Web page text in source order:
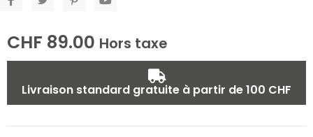
CHF 89.00 Hors taxe
Livraison standard gratuite à partir de 100 CHF